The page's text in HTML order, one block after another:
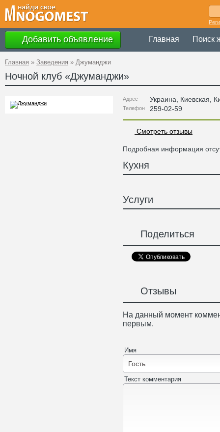
Добавить объявление Главная Поиск
Главная » Заведения » Джуманджи
Ночной клуб «Джуманджи»
Адрес Украина Киевская ,
Телефон 259-02-59
Смотреть отзывы
Подробная информация
Кухня
Услуги
Поделиться
Отзывы
На данный момент
первым.
Имя
Текст комментария